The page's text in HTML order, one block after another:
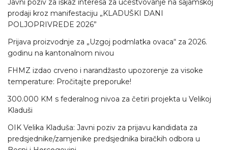
Javni poziv za iskaz interesa za učestvovanje na sajamskoj
prodaji kroz manifestaciju „KLADUŠKI DANI
POLJOPRIVREDE 2026”
Prijava proizvodnje za „Uzgoj podmlatka ovaca“ za 2026.
godinu na kantonalnom nivou
FHMZ izdao crveno i narandžasto upozorenje za visoke
temperature: Pročitajte preporuke!
300.000 KM s federalnog nivoa za četiri projekta u Velikoj
Kladuši
OIK Velika Kladuša: Javni poziv za prijavu kandidata za
predsjednike/zamjenike predsjednika biračkih odbora u